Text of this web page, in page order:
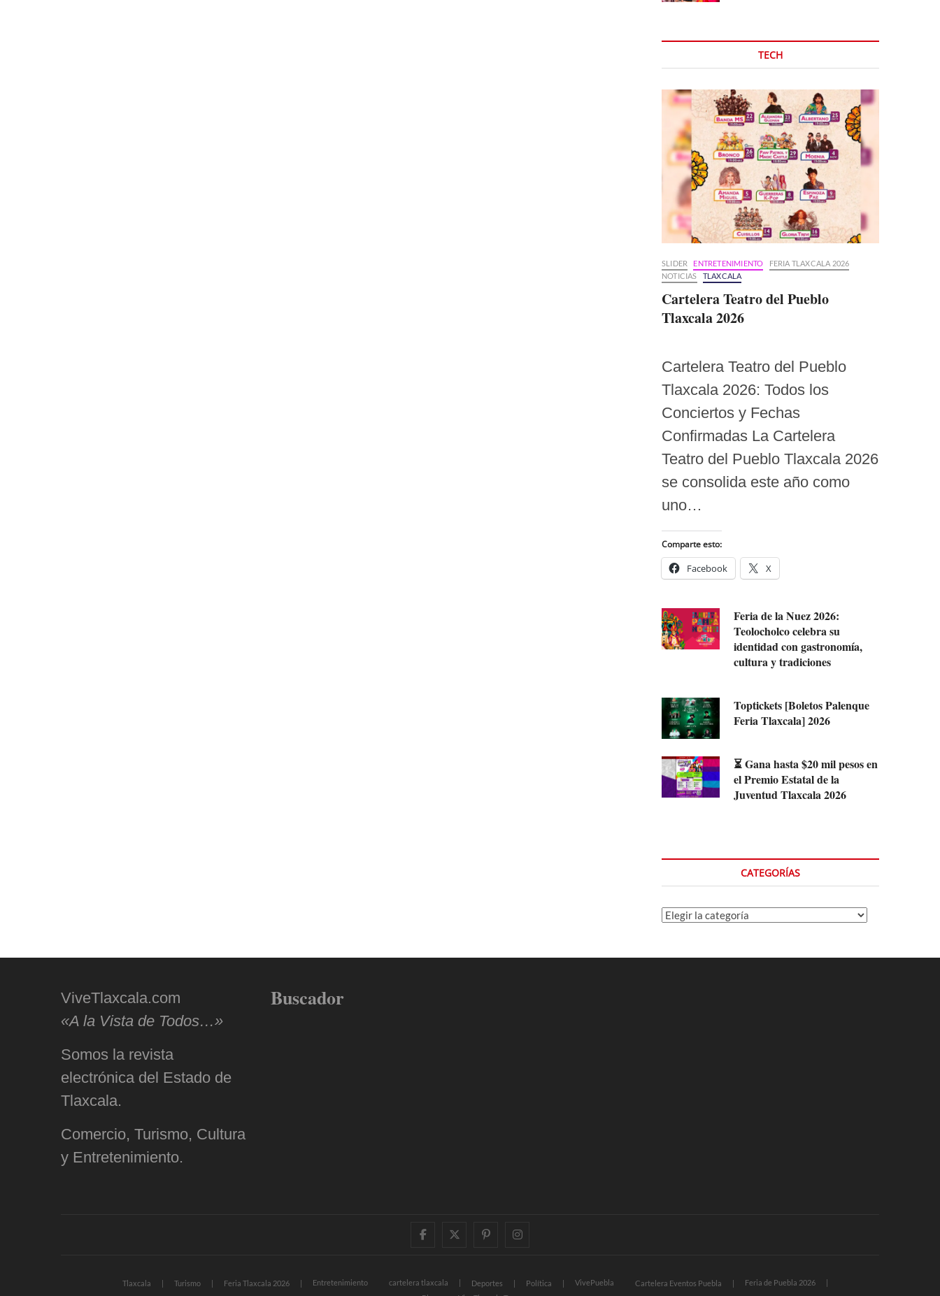
TECH
SLIDER ENTRETENIMIENTO
FERIA TLAXCALA 2026
NOTICIAS
TLAXCALA
Cartelera Teatro del Pueblo
Tlaxcala 2026
Cartelera Teatro del Pueblo
Tlaxcala 2026: Todos los
Conciertos y Fechas
Confirmadas La Cartelera
Teatro del Pueblo Tlaxcala 2026
se consolida este año como
uno…
Comparte esto:
Facebook X
Feria de la Nuez 2026:
Teolocholco celebra su
identidad con gastronomía,
cultura y tradiciones
Toptickets [Boletos Palenque
Feria Tlaxcala] 2026
⏳ Gana hasta $20 mil pesos en
el Premio Estatal de la
Juventud Tlaxcala 2026
CATEGORÍAS
Categorías
ViveTlaxcala.com
«A la Vista de Todos…»
Somos la revista
electrónica del Estado de
Tlaxcala.
Comercio, Turismo, Cultura
y Entretenimiento.
Buscador
facebooktwitter
pinterestinstagram
Tlaxcala Turismo Feria Tlaxcala 2026 Entretenimiento cartelera tlaxcala Deportes Política VivePuebla Cartelera Eventos Puebla
Feria de Puebla 2026